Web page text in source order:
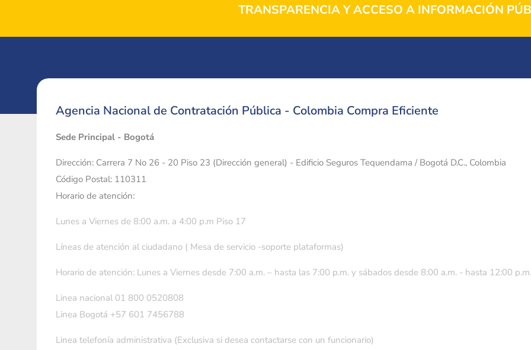
TRANSPARENCIA Y ACCESO A INFORMACIÓN
Agencia Nacional de Contratación Pública - Colombia Compra Eficiente
Sede Principal - Bogotá
Dirección: Carrera 7 No 26 - 20 Piso 23 (Dirección general) - Edificio Seguros Tequendama / Bogotá D.C., Colombia
Código Postal: 110311
Horario de atención:
Lunes a Viernes de 8:00 a.m. a 4:00 p.m Piso 17
Líneas de atención al ciudadano ( Mesa de servicio -soporte plataformas)
Horario de atención: Lunes a Viernes desde 7:00 a.m. – hasta las 7:00 p.m. y sábados desde 8:00 a.m. - hasta 12:00 p.m.
Linea nacional 01 800 0520808
Linea Bogotá +57 601 7456788
Linea telefonía administrativa (Exclusiva si desea contactarse con un funcionario)